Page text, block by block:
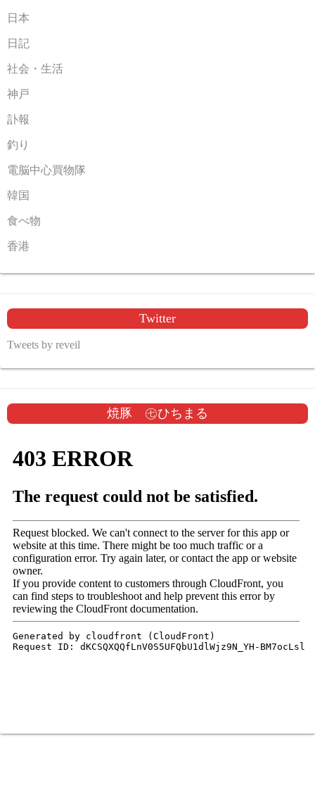
日本
日記
社会・生活
神戸
訃報
釣り
電脳中心買物隊
韓国
食べ物
香港
Twitter
Tweets by reveil
焼豚 ㊆ひちまる